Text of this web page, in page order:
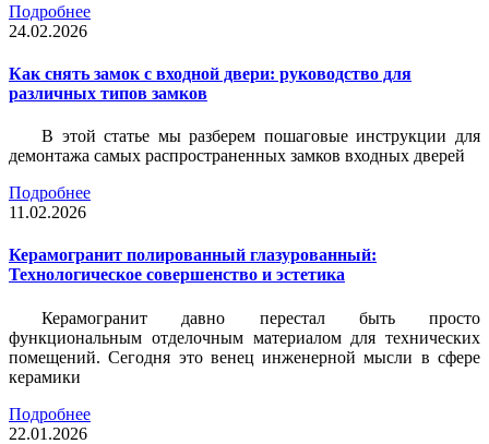
Подробнее
24.02.2026
Как снять замок с входной двери: руководство для
различных типов замков
В этой статье мы разберем пошаговые инструкции для
демонтажа самых распространенных замков входных дверей
Подробнее
11.02.2026
Керамогранит полированный глазурованный:
Технологическое совершенство и эстетика
Керамогранит давно перестал быть просто
функциональным отделочным материалом для технических
помещений. Сегодня это венец инженерной мысли в сфере
керамики
Подробнее
22.01.2026